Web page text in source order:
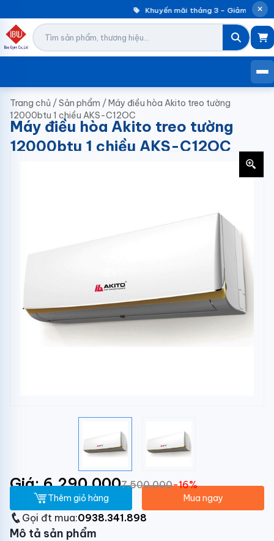
Khuyến mãi tháng 3 – Giảm đến
Trang chủ /Sản phẩm /Máy điều hòa Akito treo tường
12000btu 1 chiều AKS-C12OC
Máy điều hòa Akito treo tường
12000btu 1 chiều AKS-C12OC
Giá: 6.290.0007.500.000-16%
Thêm giỏ hàng Mua ngay
Gọi đt mua:0938.341.898
Mô tả sản phẩm